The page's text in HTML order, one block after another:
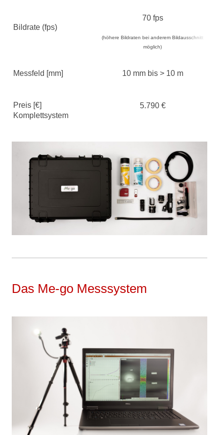
Bildrate (fps)
70 fps
(höhere Bildraten bei anderem Bildausschnitt
möglich)
Messfeld [mm] 10 mm bis > 10 m
Preis [€]
Komplettsystem
5.790 €
Das Me-go Messsystem